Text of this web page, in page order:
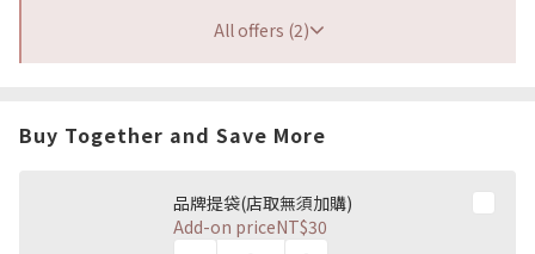
All offers (2)
Buy Together and Save More
品牌提袋(店取無須加購)
Add-on priceNT$30